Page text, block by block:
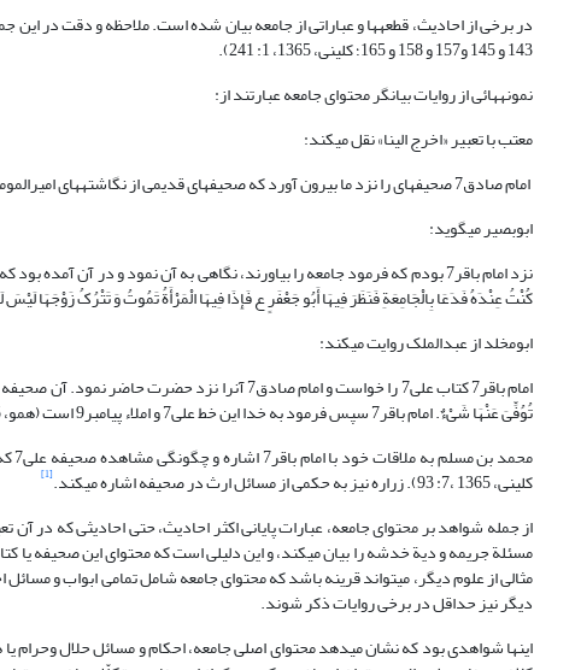
در برخی از احادیث، قطعه‏ها و عباراتی از جامعه بیان شده است. ملاحظه و دقت در این
143 و 145 و157 و 158 و 165؛ کلینی، 1365، 1: 241).
نمونه‏هائی از روایات بیان‏گر محتوای جامعه عبارتند از:
معتب با تعبیر «اخرج الینا» نقل می‏کند:
امام صادق7 صحیفه‏ای را نزد ما بیرون آورد که صحیفه‏ای قدیمی از نگاشته‏های امیرالمومنین7 بود و در آن آمده بود: مَا تقول [نَقُولُ‏] إِذَا جَلَسْنَا لِنَتَشَهَّدَ ( صفار،1404: 145).
ابوبصیر می‏گوید:
نزد امام باقر7 بودم که فرمود جامعه را بیاورند، نگاهی به آن نمود و در
کُنْتُ عِنْدَهُ فَدَعَا بِالْجَامِعَةِ فَنَظَرَ فِیهَا أَبُو جَعْفَرٍ ع فَإِذَا فِیهَا الْمَرْأَةُ تَمُوتُ وَ تَتْرُکُ زَوْجَهَا
ابومخلد از عبدالملک روایت می‏کند:
امام باقر7 کتاب علی7 را خواست و امام صادق7
تُوُفِّیَ عَنْهَا شَیْ‏ءٌ. امام باقر7 سپس فرمود به خدا این خط علی7 و املاء پیامبر9 است (همو، 165).
کلینی، 1365 ،7: 93). زراره نیز به حکمی از مسائل ارث در صحیفه اشاره می‏کند. [1]
از جمله شواهد بر محتوای جامعه، عبارات پایانی اکثر احادیث، حتی احادیثی که در
مسئلة جریمه و دیة خدشه را بیان می‏کند، و این دلیلی است که محتوای این صحیفه یا
مثالی از علوم دیگر، می‏تواند قرینه باشد که محتوای جامعه شامل تمامی ابواب و
دیگر نیز حداقل در برخی روایات ذکر شوند.
این‏ها شواهدی بود که نشان می‏دهد محتوای اصلی جامعه، احکام و مسائل حلال وحرام